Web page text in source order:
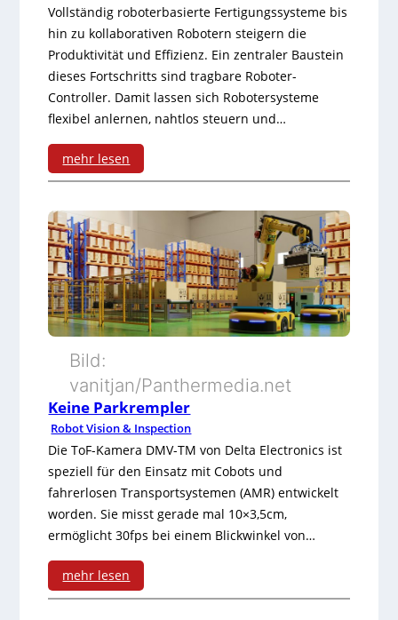
t
r
i
e
b
s
o
d
u
l
ü
r
R
o
b
t
Vollständig roboterbasierte Fertigungssysteme bis
hin zu kollaborativen Robotern steigern die
Produktivität und Effizienz. Ein zentraler Baustein
dieses Fortschritts sind tragbare Roboter-
Controller. Damit lassen sich Robotersysteme
flexibel anlernen, nahtlos steuern und…
mehr lesen
:
H
u
m
a
n
o
u
c
h
f
ü
r
Bild:
vanitjan/Panthermedia.net
Keine Parkrempler
Robot Vision & Inspection
Die ToF-Kamera DMV-TM von Delta Electronics ist
speziell für den Einsatz mit Cobots und
fahrerlosen Transportsystemen (AMR) entwickelt
worden. Sie misst gerade mal 10×3,5cm,
ermöglicht 30fps bei einem Blickwinkel von…
mehr lesen
: